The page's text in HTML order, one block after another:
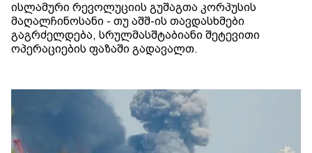
ისლამური რევოლუციის გუშაგთა კორპუსის
მაღალჩინოსანი - თუ აშშ-ის თავდასხმები
გაგრძელდება, სრულმასშტაბიანი შეტევითი
ოპერაციების ფაზაში გადავალთ.